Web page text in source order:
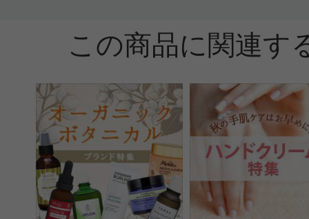
投稿日：2017年04月
ちせぽん 様
／30代前
感じた効能：べたつかない(ボディ)/
この商品に関連す